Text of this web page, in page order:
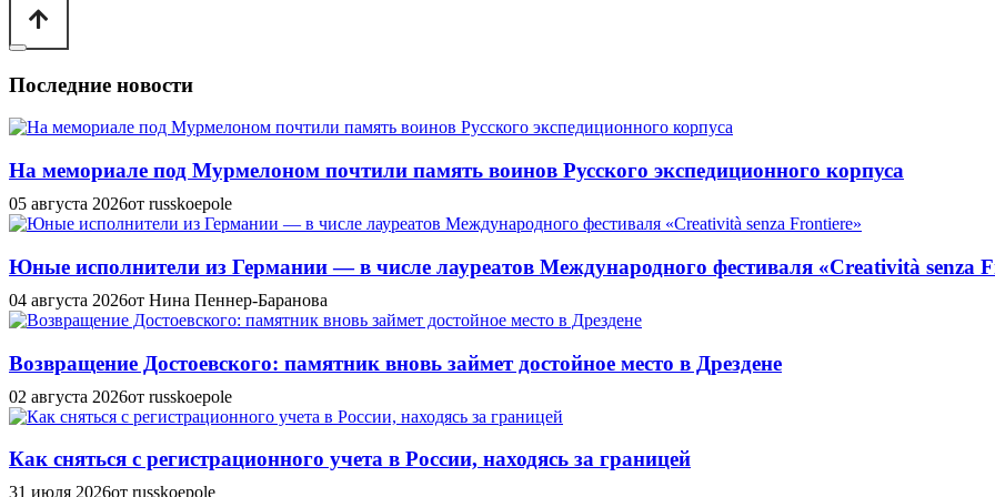
Последние новости
На мемориале под Мурмелоном почтили память воинов Русского экспедиционного корпуса
05 августа 2026от russkoepole
Юные исполнители из Германии — в числе лауреатов Международного фестиваля «Creatività senza
04 августа 2026от Нина Пеннер-Баранова
Возвращение Достоевского: памятник вновь займет достойное место в Дрездене
02 августа 2026от russkoepole
Как сняться с регистрационного учета в России, находясь за границей
31 июля 2026от russkoepole